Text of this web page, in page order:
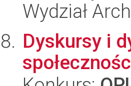
Wydział
Dyskursy i